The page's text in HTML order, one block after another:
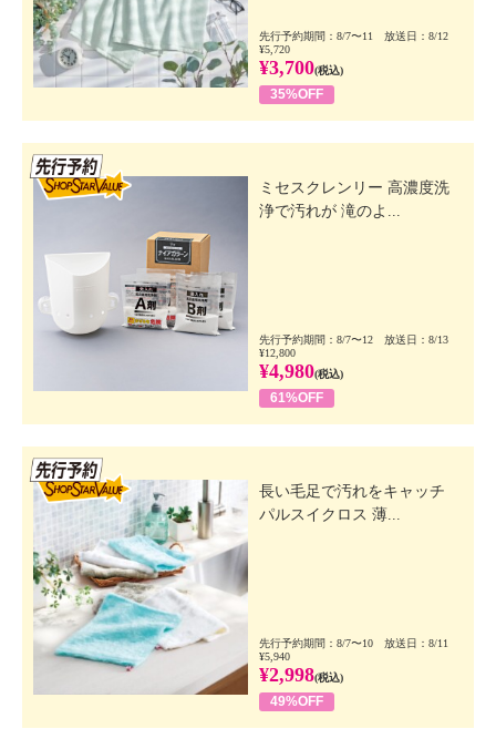
先行予約期間：8/7〜11 放送日：8/12
¥5,720
¥3,700(税込)
35%OFF
ミセスクレンリー 高濃度洗
浄で汚れが 滝のよ...
先行予約期間：8/7〜12 放送日：8/13
¥12,800
¥4,980(税込)
61%OFF
長い毛足で汚れをキャッチ
パルスイクロス 薄...
先行予約期間：8/7〜10 放送日：8/11
¥5,940
¥2,998(税込)
49%OFF